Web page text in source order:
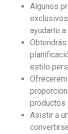
Algunos
ayudarte
estilo
productos
Asistir a